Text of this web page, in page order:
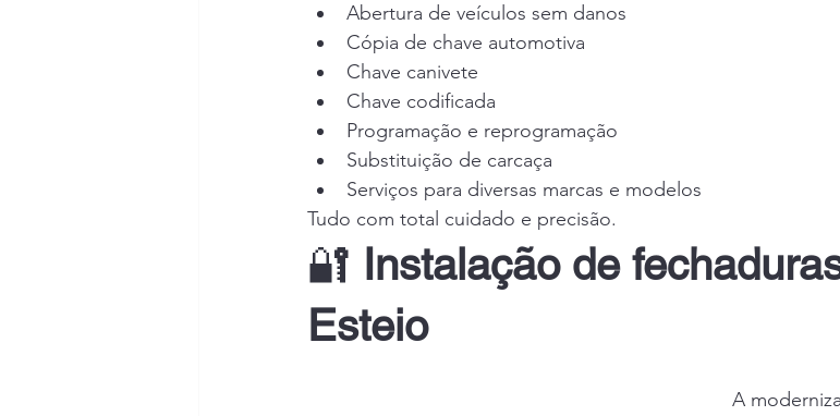
Abertura de veículos sem danos
Cópia de chave automotiva
Chave canivete
Chave codificada
Programação e reprogramação
Substituição de carcaça
Serviços para diversas marcas e modelos
Tudo com total cuidado e precisão.
🔐 Instalação de
Esteio
A